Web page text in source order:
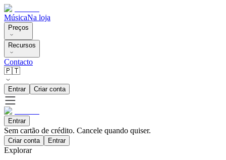
MúsicaNa loja
Preços
Recursos
Contacto
🇵🇹
Entrar Criar conta
Entrar
Sem cartão de crédito. Cancele quando quiser.
Criar conta Entrar
Explorar